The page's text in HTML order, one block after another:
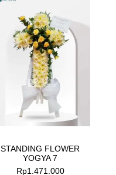
STANDING FLOWER
YOGYA 7
Rp1.471.000